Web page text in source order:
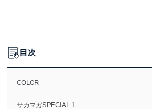
目次
COLOR
サカマガSPECIAL.1